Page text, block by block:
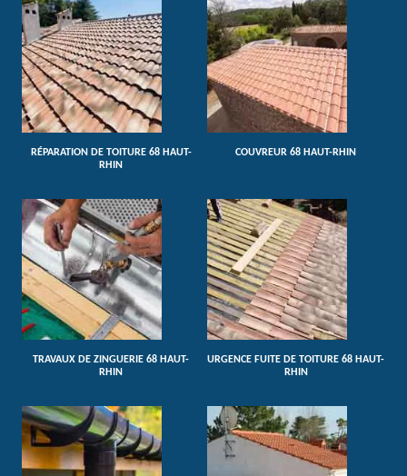
RÉPARATION DE TOITURE 68 HAUT-
RHIN
COUVREUR 68 HAUT-RHIN
TRAVAUX DE ZINGUERIE 68 HAUT-
RHIN
URGENCE FUITE DE TOITURE 68 HAUT-
RHIN